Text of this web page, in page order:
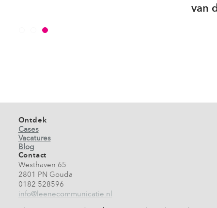
Ontdek
Cases
Vacatures
Blog
Contact
Westhaven 65
2801 PN Gouda
0182 528596
info@leenecommunicatie.nl